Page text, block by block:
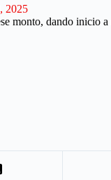
2025
monto, dando inicio